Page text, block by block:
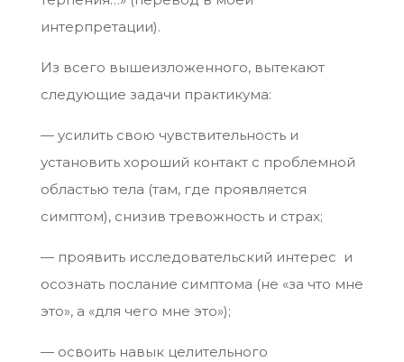
интерпретации).
Из всего вышеизложенного, вытекают
следующие задачи практикума:
— усилить свою чувствительность и
установить хороший контакт с проблемной
областью тела (там, где проявляется
симптом), снизив тревожность и страх;
— проявить исследовательский интерес и
осознать послание симптома (не «за что мне
это», а «для чего мне это»);
— освоить навык целительного